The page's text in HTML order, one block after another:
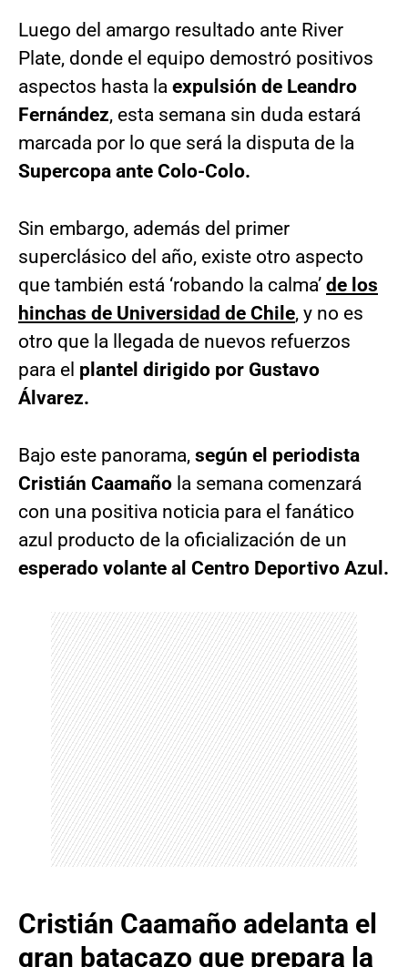
Luego del amargo resultado ante River
Plate, donde el equipo demostró positivos
aspectos hasta la expulsión de Leandro
Fernández, esta semana sin duda estará
marcada por lo que será la disputa de la
Supercopa ante Colo-Colo.
Sin embargo, además del primer
superclásico del año, existe otro aspecto
que también está ‘robando la calma’ de los
hinchas de Universidad de Chile, y no es
otro que la llegada de nuevos refuerzos
para el plantel dirigido por Gustavo
Álvarez.
Bajo este panorama, según el periodista
Cristián Caamaño la semana comenzará
con una positiva noticia para el fanático
azul producto de la oficialización de un
esperado volante al Centro Deportivo Azul.
Cristián Caamaño adelanta el
gran batacazo que prepara la